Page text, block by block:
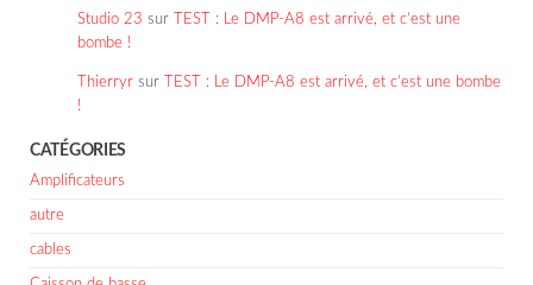
Studio 23 sur
TEST : Le DMP-A8 est arrivé, et c’est une
bombe !
Thierryr sur
TEST : Le DMP-A8 est arrivé, et c’est une bombe
!
CATÉGORIES
Amplificateurs
autre
cables